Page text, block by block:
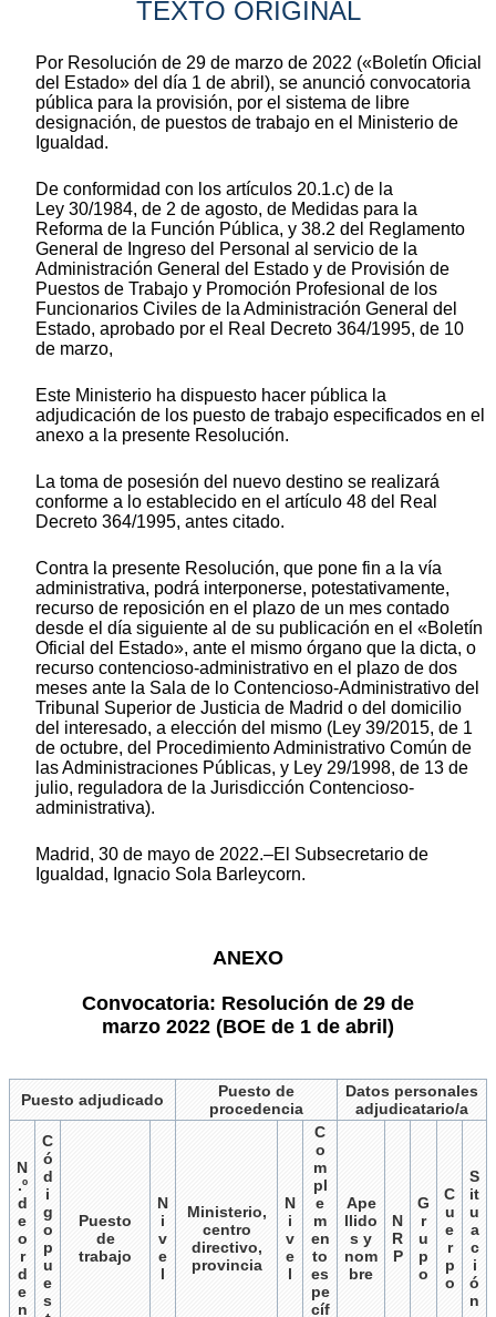
TEXTO ORIGINAL
Por Resolución de 29 de marzo de 2022 («Boletín Oficial
del Estado» del día 1 de abril), se anunció convocatoria
pública para la provisión, por el sistema de libre
designación, de puestos de trabajo en el Ministerio de
Igualdad.
De conformidad con los artículos 20.1.c) de la
Ley 30/1984, de 2 de agosto, de Medidas para la
Reforma de la Función Pública, y 38.2 del Reglamento
General de Ingreso del Personal al servicio de la
Administración General del Estado y de Provisión de
Puestos de Trabajo y Promoción Profesional de los
Funcionarios Civiles de la Administración General del
Estado, aprobado por el Real Decreto 364/1995, de 10
de marzo,
Este Ministerio ha dispuesto hacer pública la
adjudicación de los puesto de trabajo especificados en el
anexo a la presente Resolución.
La toma de posesión del nuevo destino se realizará
conforme a lo establecido en el artículo 48 del Real
Decreto 364/1995, antes citado.
Contra la presente Resolución, que pone fin a la vía
administrativa, podrá interponerse, potestativamente,
recurso de reposición en el plazo de un mes contado
desde el día siguiente al de su publicación en el «Boletín
Oficial del Estado», ante el mismo órgano que la dicta, o
recurso contencioso-administrativo en el plazo de dos
meses ante la Sala de lo Contencioso-Administrativo del
Tribunal Superior de Justicia de Madrid o del domicilio
del interesado, a elección del mismo (Ley 39/2015, de 1
de octubre, del Procedimiento Administrativo Común de
las Administraciones Públicas, y Ley 29/1998, de 13 de
julio, reguladora de la Jurisdicción Contencioso-
administrativa).
Madrid, 30 de mayo de 2022.–El Subsecretario de
Igualdad, Ignacio Sola Barleycorn.
ANEXO
Convocatoria: Resolución de 29 de
marzo 2022 (BOE de 1 de abril)
Puesto adjudicado
Puesto de
procedencia
Datos personales
adjudicatario/a
N
.º
d
e
o
r
d
e
n
C
ó
d
i
g
o
p
u
e
s
Puesto
de
trabajo
N
i
v
e
l
Ministerio,
centro
directivo,
provincia
N
i
v
e
l
C
o
m
pl
e
m
en
to
es
pe
cíf
Ape
llido
s y
nom
bre
N
R
P
G
r
u
p
o
C
u
e
r
p
o
S
it
u
a
c
i
ó
n